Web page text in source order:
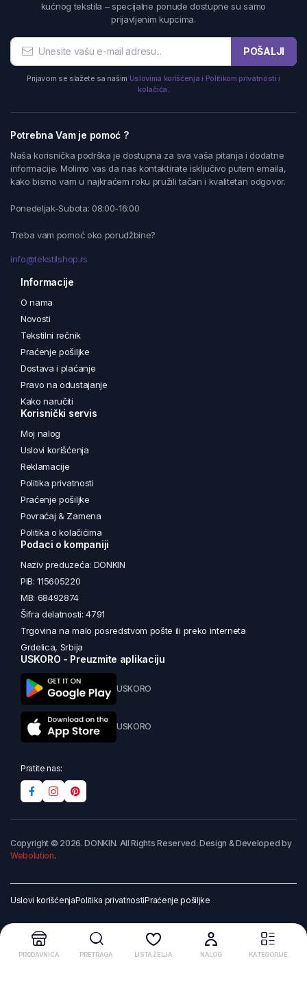
kućnog tekstila – specijalne ponude dostupne su samo
prijavljenim kupcima.
POŠALJI
Prijavom se slažete sa našim Uslovima korišćenja i Politikom privatnosti i
kolačića.
Potrebna Vam je pomoć ?
Naša korisnička podrška je dostupna za sva vaša pitanja i dodatne
informacije. Molimo vas da nas kontaktirate isključivo putem emaila,
kako bismo vam u najkraćem roku pružili tačan i kvalitetan odgovor.
Ponedeljak-Subota: 08:00-16:00
Treba vam pomoć oko porudžbine?
info@tekstilshop.rs
Informacije
O nama
Novosti
Tekstilni rečnik
Praćenje pošiljke
Dostava i plaćanje
Pravo na odustajanje
Kako naručiti
Korisnički servis
Moj nalog
Uslovi korišćenja
Reklamacije
Politika privatnosti
Praćenje pošiljke
Povraćaj & Zamena
Politika o kolačićima
Podaci o kompaniji
Naziv preduzeća: DONKIN
PIB: 115605220
MB: 68492874
Šifra delatnosti: 4791
Trgovina na malo posredstvom pošte ili preko interneta
Grdelica, Srbija
USKORO - Preuzmite aplikaciju
USKORO
USKORO
Pratite nas:
Copyright © 2026. DONKIN. All Rights Reserved. Design & Developed by
Webolution.
Uslovi korišćenjaPolitika privatnostiPraćenje pošiljke
PRODAVNICA PRETRAGA LISTA ŽELJA NALOG KATEGORIJE